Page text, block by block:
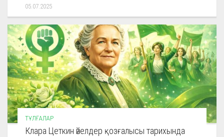
05.07.2025
ТҰЛҒАЛАР
Клара Цеткин әйелдер қозғалысы тарихында